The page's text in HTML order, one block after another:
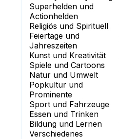
Superhelden und
Actionhelden
Religiös und Spirituell
Feiertage und
Jahreszeiten
Kunst und Kreativität
Spiele und Cartoons
Natur und Umwelt
Popkultur und
Prominente
Sport und Fahrzeuge
Essen und Trinken
Bildung und Lernen
Verschiedenes